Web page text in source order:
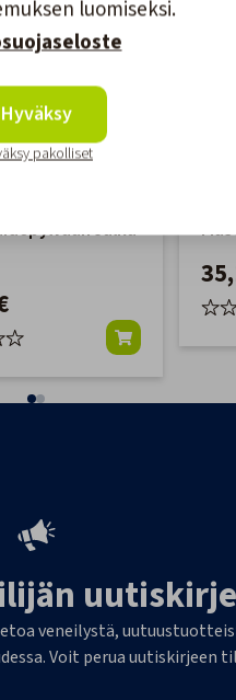
Jalka
uutiskirje
veneilystä,
Voit perua uutiskirjeen
luomiseksi.
Hyväksy
pakolliset